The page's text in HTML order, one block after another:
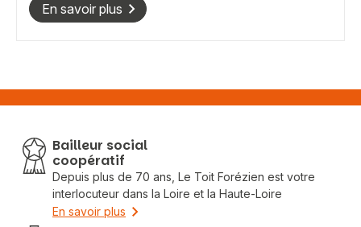
En savoir plus
Bailleur social
coopératif
Depuis plus de 70 ans, Le Toit Forézien est votre
interlocuteur dans la Loire et la Haute-Loire
En savoir plus